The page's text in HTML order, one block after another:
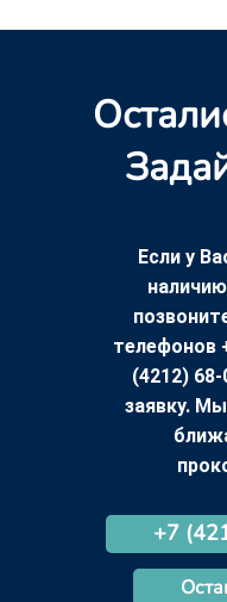
Если у
телефонов
(4212)
заявку.
+7